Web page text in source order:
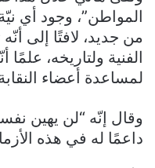
المواطن”، وجود أي
من جديد، لافتًا إلى
الفنية ولتاريخه،
لمساعدة أعضاء
وقال إنّه “لن يهين
داعمًا له في هذه